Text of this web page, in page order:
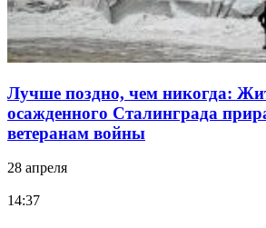
Лучше поздно, чем никогда:
осажденного Сталинграда
ветеранам войны
28 апреля
14:37